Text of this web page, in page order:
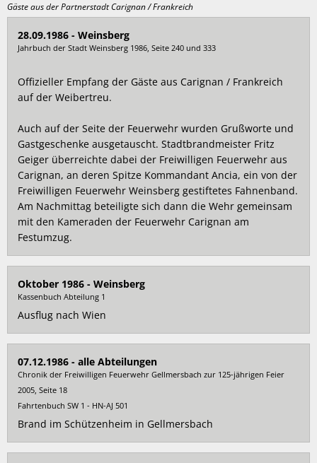
Gäste aus der Partnerstadt Carignan / Frankreich
28.09.1986 - Weinsberg
Jahrbuch der Stadt Weinsberg 1986, Seite 240 und 333
Offizieller Empfang der Gäste aus Carignan / Frankreich
auf der Weibertreu.
Auch auf der Seite der Feuerwehr wurden Grußworte und
Gastgeschenke ausgetauscht. Stadtbrandmeister Fritz
Geiger überreichte dabei der Freiwilligen Feuerwehr aus
Carignan, an deren Spitze Kommandant Ancia, ein von der
Freiwilligen Feuerwehr Weinsberg gestiftetes Fahnenband.
Am Nachmittag beteiligte sich dann die Wehr gemeinsam
mit den Kameraden der Feuerwehr Carignan am
Festumzug.
Oktober 1986 - Weinsberg
Kassenbuch Abteilung 1
Ausflug nach Wien
07.12.1986 - alle Abteilungen
Chronik der Freiwilligen Feuerwehr Gellmersbach zur 125-jährigen Feier
2005, Seite 18
Fahrtenbuch SW 1 - HN-AJ 501
Brand im Schützenheim in Gellmersbach